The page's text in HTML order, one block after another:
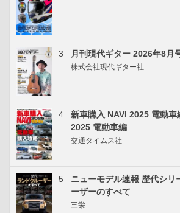
3 月刊現代ギター 2026年8月
株式会社現代ギター社
4
新車購入 NAVI 2025 電動車
2025 電動車編
交通タイムス社
5
ニューモデル速報 歴代シリ
ーザーのすべて
三栄